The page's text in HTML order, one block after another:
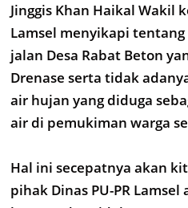
Jinggis Khan Haikal Wakil
Lamsel menyikapi
jalan Desa Rabat Beton
Drenase serta tidak
air hujan yang diduga
air di pemukiman warga
Hal ini secepatnya akan
pihak Dinas PU-PR Lamsel